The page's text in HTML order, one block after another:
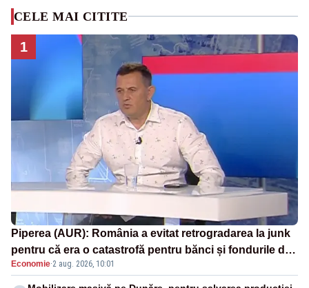
CELE MAI CITITE
1
Piperea (AUR): România a evitat retrogradarea la junk
pentru că era o catastrofă pentru bănci și fondurile de
pensii
Economie·2 aug. 2026, 10:01